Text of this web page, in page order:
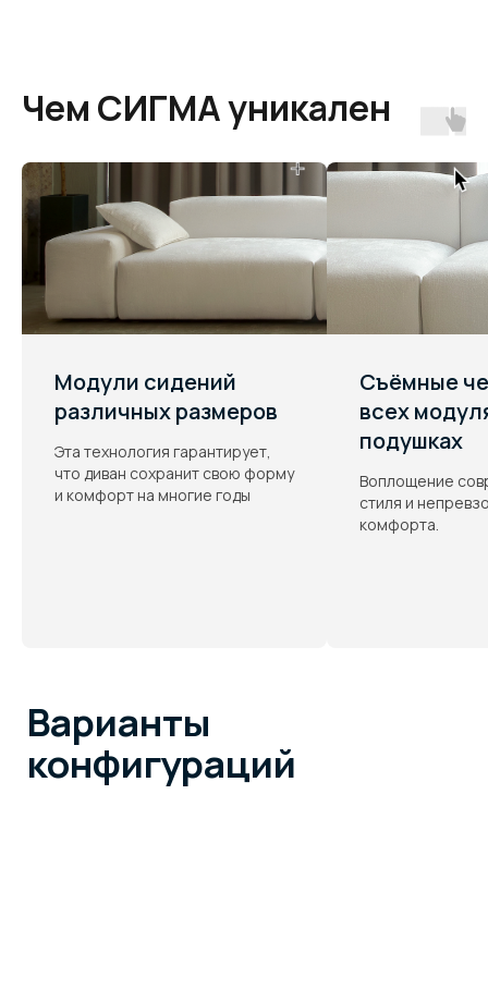
Чем СИГМА уникален
Модули сидений
различных размеров
Эта технология гарантирует,
что диван сохранит свою форму
и комфорт на многие годы
Съёмные
всех
подушках
Воплощение
стиля и
комфорта.
Варианты
конфигураций